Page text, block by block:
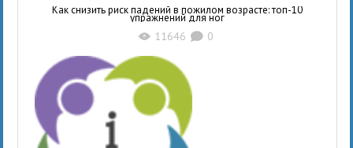
Как снизить риск падений в пожилом возрасте: топ-10
упражнений для ног
X 11646 K 0